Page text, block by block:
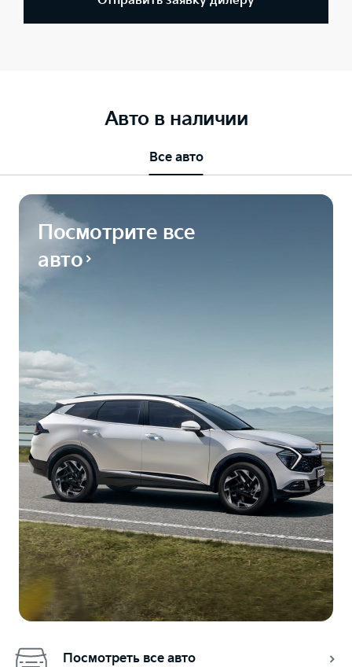
Авто в наличии
Все авто
Посмотрите все
авто
Посмотреть все авто